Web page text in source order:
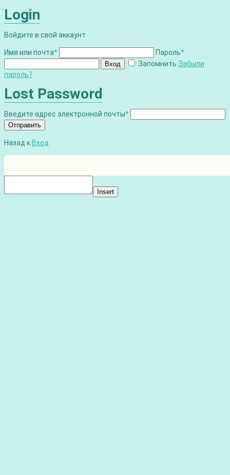
Login
Войдите в свой аккаунт
Имя или почта* Пароль*
Вход Запомнить Забыли
пароль?
Lost Password
Введите адрес электронной почты*
Отправить
Назад к Вход
Insert